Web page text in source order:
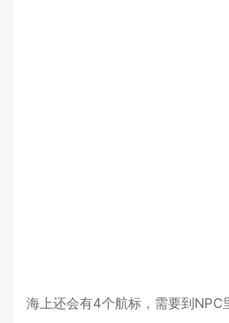
海上还会有4个航标，需要到NPC